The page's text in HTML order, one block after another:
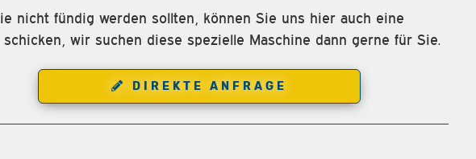
nicht fündig werden sollten, können Sie uns hier auch eine
schicken, wir suchen diese spezielle Maschine dann gerne für Sie.
DIREKTE ANFRAGE